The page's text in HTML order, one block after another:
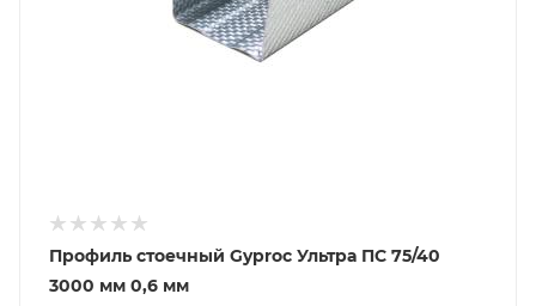
Профиль стоечный Gyproc Ультра ПС 75/40
3000 мм 0,6 мм